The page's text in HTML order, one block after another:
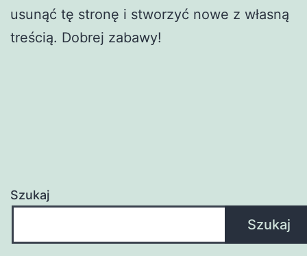
usunąć tę stronę i stworzyć nowe z własną
treścią. Dobrej zabawy!
Szukaj
Szukaj